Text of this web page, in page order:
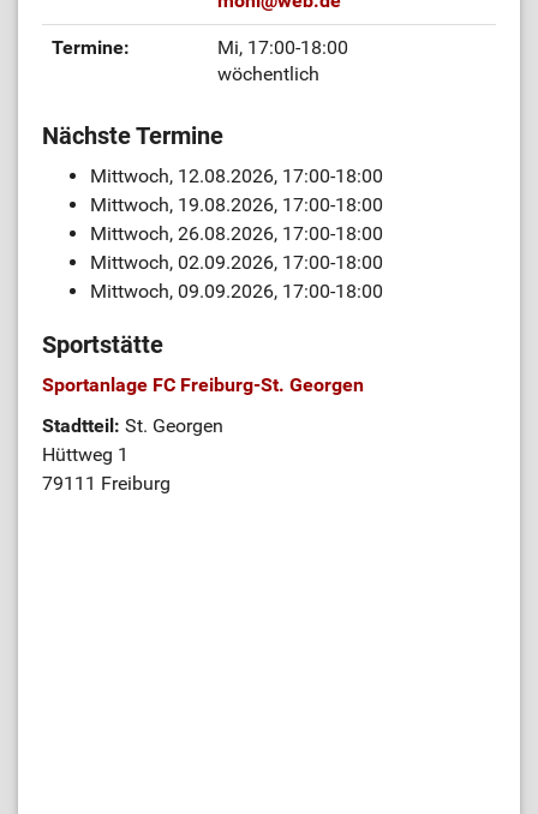
Termine:
Mi, 17:00-18:00
wöchentlich
Nächste Termine
Mittwoch, 12.08.2026, 17:00-18:00
Mittwoch, 19.08.2026, 17:00-18:00
Mittwoch, 26.08.2026, 17:00-18:00
Mittwoch, 02.09.2026, 17:00-18:00
Mittwoch, 09.09.2026, 17:00-18:00
Sportstätte
Sportanlage FC Freiburg-St. Georgen
Stadtteil: St. Georgen
Hüttweg 1
79111 Freiburg